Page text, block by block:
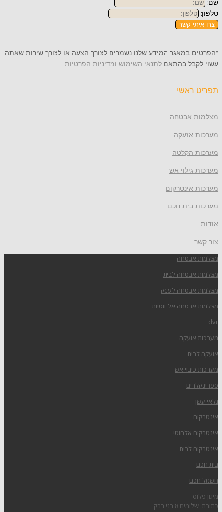
שם:
טלפון:
צרו איתי קשר
*הפרטים במאגר המידע שלנו נשמרים לצורך הצעה או לצורך שירות שאתה
עשוי לקבל בהתאם לתנאי השימוש ומדיניות הפרטיות
תפריט ראשי
מצלמות אבטחה
מערכות אזעקה
מערכות הקלטה
מערכות גילוי אש
מערכות אינטרקום
מערכות בית חכם
אודות
צור קשר
מצלמות אבטחה
מצלמות אבטחה לבית
מצלמות אבטחה לעסק
מצלמות אבטחה אלחוטיות
dvr
מערכות אזעקה
אזעקה לבית
מערכות כיבוי אש
ספרינקלרים
גלאי עשן
אינטרקום
אינטרקום אלחוטי
אינטרקום לבית
בית חכם
חשמל חכם
מיגון פלוס
כתובת: שלומים 8 בני ברק